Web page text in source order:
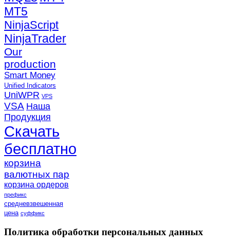
MT5
NinjaScript
NinjaTrader
Our
production
Smart Money
Unified Indicators
UniWPR VPS
VSA Наша
Продукция
Скачать
бесплатно
корзина
валютных пар
корзина ордеров
префикс
средневзвешенная
цена суффикс
Политика обработки персональных данных